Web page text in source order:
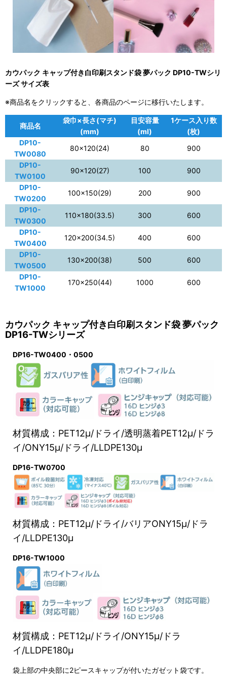
カウパック キャップ付き白印刷スタンド袋 夢パック DP10-TWシリ
ーズ サイズ表
※商品名をクリックすると、各商品のページに移行いたします。
商品名
袋巾×長さ(マチ)
(mm)
目安容量
(ml)
1ケース入り数
(枚)
DP10-
TW0080
80×120(24) 80
900
DP10-
TW0100
90×120(27) 100
900
DP10-
TW0200
100×150(29) 200
900
DP10-
TW0300
110×180(33.5) 300
600
DP10-
TW0400
120×200(34.5) 400
600
DP10-
TW0500
130×200(38) 500
600
DP10-
TW1000
170×250(44) 1000 600
カウパック キャップ付き白印刷スタンド袋 夢パック
DP16-TWシリーズ
DP16-TW0400・0500
材質構成：PET12μ/ドライ/透明蒸着PET12μ/ドラ
イ/ONY15μ/ドライ/LLDPE130μ
DP16-TW0700
材質構成：PET12μ/ドライ/バリアONY15μ/ドラ
イ/LLDPE130μ
DP16-TW1000
材質構成：PET12μ/ドライ/ONY15μ/ドラ
イ/LLDPE180μ
袋上部の中央部に2ピースキャップが付いたガゼット袋です。